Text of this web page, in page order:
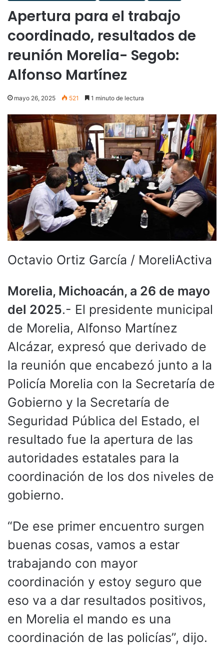
Apertura para el trabajo
coordinado, resultados de
reunión Morelia- Segob:
Alfonso Martínez
mayo 26, 2025 521 1 minuto de lectura
Octavio Ortiz García / MoreliActiva
Morelia, Michoacán, a 26 de mayo
del 2025.- El presidente municipal
de Morelia, Alfonso Martínez
Alcázar, expresó que derivado de
la reunión que encabezó junto a la
Policía Morelia con la Secretaría de
Gobierno y la Secretaría de
Seguridad Pública del Estado, el
resultado fue la apertura de las
autoridades estatales para la
coordinación de los dos niveles de
gobierno.
“De ese primer encuentro surgen
buenas cosas, vamos a estar
trabajando con mayor
coordinación y estoy seguro que
eso va a dar resultados positivos,
en Morelia el mando es una
coordinación de las policías”, dijo.